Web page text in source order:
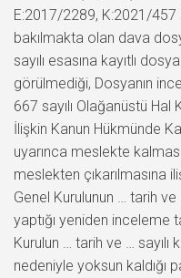
E:2017/2289, K:2021/457
bakılmakta olan dava
sayılı esasına kayıtlı
görülmediği, Dosyanın
667 sayılı Olağanüstü Hal
İlişkin Kanun Hükmünde
uyarınca meslekte
meslekten çıkarılmasına
Genel Kurulunun … tarih ve
yaptığı yeniden inceleme
Kurulun … tarih ve … sayılı
nedeniyle yoksun kaldığı